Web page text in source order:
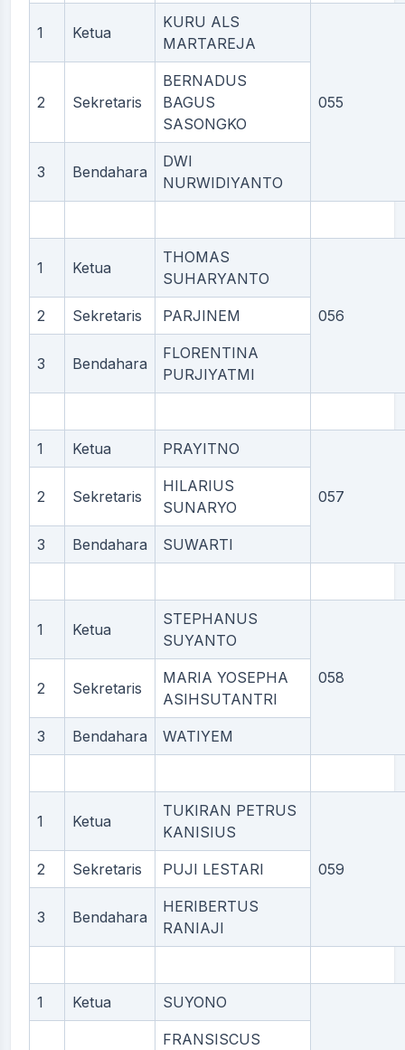
1 Ketua
KURU ALS
MARTAREJA
055
2 Sekretaris
BERNADUS
BAGUS
SASONGKO
3 Bendahara
DWI
NURWIDIYANTO
1 Ketua
THOMAS
SUHARYANTO
056
2 Sekretaris PARJINEM
3 Bendahara
FLORENTINA
PURJIYATMI
1 Ketua PRAYITNO
057
2 Sekretaris
HILARIUS
SUNARYO
3 Bendahara SUWARTI
1 Ketua
STEPHANUS
SUYANTO
058
2 Sekretaris
MARIA YOSEPHA
ASIHSUTANTRI
3 Bendahara WATIYEM
1 Ketua
TUKIRAN PETRUS
KANISIUS
059
2 Sekretaris PUJI LESTARI
3 Bendahara
HERIBERTUS
RANIAJI
1 Ketua SUYONO
FRANSISCUS